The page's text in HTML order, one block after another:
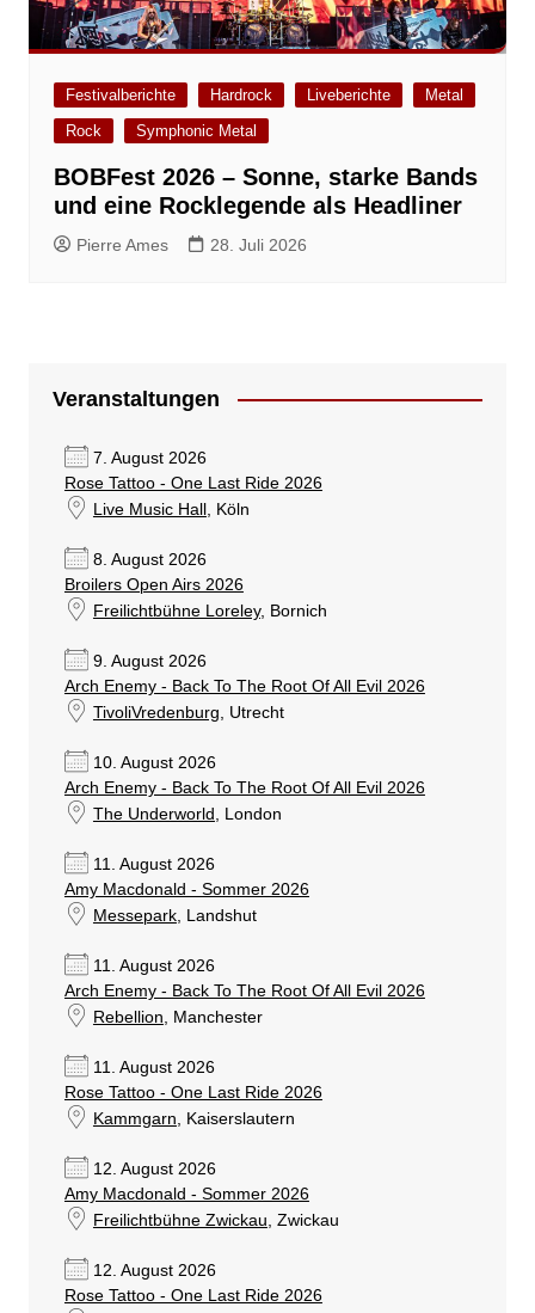
Festivalberichte Hardrock Liveberichte
Metal
Rock
Symphonic Metal
BOBFest 2026 – Sonne, starke Bands
und eine Rocklegende als Headliner
Pierre Ames 28. Juli 2026
Veranstaltungen
7. August 2026
Rose Tattoo - One Last Ride 2026
Live Music Hall
, Köln
8. August 2026
Broilers Open Airs 2026
Freilichtbühne Loreley, Bornich
9. August 2026
Arch Enemy - Back To The Root Of All Evil 2026
TivoliVredenburg , Utrecht
10. August 2026
Arch Enemy - Back To The Root Of All Evil 2026
The Underworld
, London
11. August 2026
Amy Macdonald - Sommer 2026
Messepark, Landshut
11. August 2026
Arch Enemy - Back To The Root Of All Evil 2026
Rebellion , Manchester
11. August 2026
Rose Tattoo - One Last Ride 2026
Kammgarn , Kaiserslautern
12. August 2026
Amy Macdonald - Sommer 2026
Freilichtbühne Zwickau , Zwickau
12. August 2026
Rose Tattoo - One Last Ride 2026